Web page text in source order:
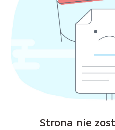
Strona nie